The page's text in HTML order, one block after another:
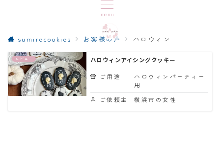
menu
sumirecookies お客様の声 ハロウィン
レビュー ハロウィンアイシングクッキー
ご用途
ハロウィンパーティー
用
ご依頼主
横浜市の女性